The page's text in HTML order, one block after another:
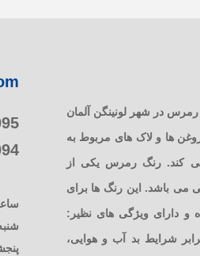
آقای برنهارد رمرس در شهر لونینگن آلمان
ها و لاک های مربوط به
کند. رنگ رمرس یکی از
باشد. این رنگ ها برای
دارای ویژگی های نظیر:
شرایط بد آب و هوایی،
شنبه
پنجشنبه